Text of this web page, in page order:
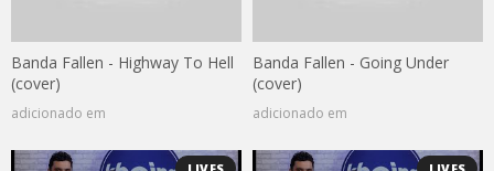
Banda Fallen - Highway To Hell
(cover)
adicionado em
Banda Fallen - Going Under
(cover)
adicionado em